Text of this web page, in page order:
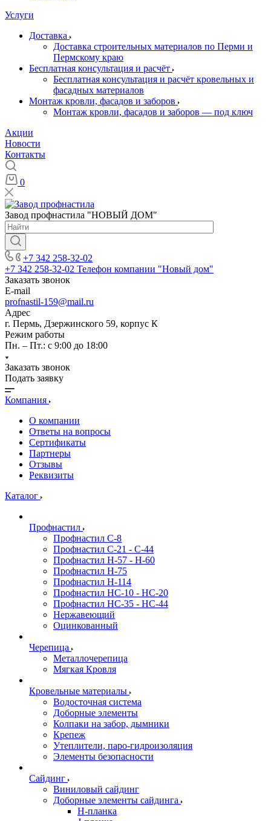
Услуги
Доставка
Доставка строительных материалов по Перми и
Пермскому краю
Бесплатная консультация и расчёт
Бесплатная консультация и расчёт кровельных и
фасадных материалов
Монтаж кровли, фасадов и заборов
Монтаж кровли, фасадов и заборов — под ключ
Акции
Новости
Контакты
0
Завод профнастила "НОВЫЙ ДОМ"
+7 342 258-32-02
+7 342 258-32-02 Телефон компании "Новый дом"
Заказать звонок
E-mail
profnastil-159@mail.ru
Адрес
г. Пермь, Дзержинского 59, корпус К
Режим работы
Пн. – Пт.: с 9:00 до 18:00
Заказать звонок
Подать заявку
Компания
О компании
Ответы на вопросы
Сертификаты
Партнеры
Отзывы
Реквизиты
Каталог
Профнастил
Профнастил С-8
Профнастил C-21 - C-44
Профнастил H-57 - H-60
Профнастил Н-75
Профнастил H-114
Профнастил HC-10 - HC-20
Профнастил HC-35 - HC-44
Нержавеющий
Оцинкованный
Черепица
Металлочерепица
Мягкая Кровля
Кровельные материалы
Водосточная система
Доборные элементы
Колпаки на забор, дымники
Крепеж
Утеплители, паро-гидроизоляция
Элементы безопасности
Сайдинг
Виниловый сайдинг
Доборные элементы сайдинга
H-планка